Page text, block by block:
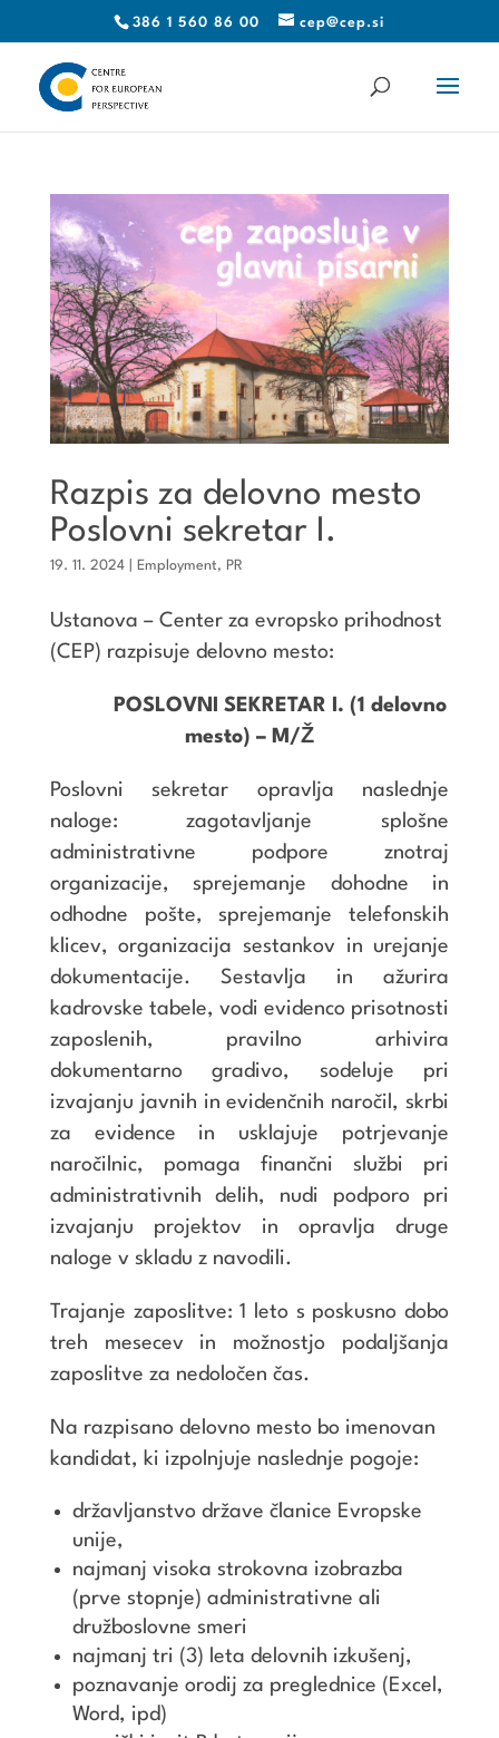
386 1 560 86 00 cep@cep.si
Razpis za delovno mesto
Poslovni sekretar I.
19. 11. 2024| Employment, PR
Ustanova – Center za evropsko prihodnost
(CEP) razpisuje delovno mesto:
POSLOVNI SEKRETAR I. (1 delovno
mesto) – M/Ž
Poslovni sekretar opravlja naslednje
naloge: zagotavljanje splošne
administrativne podpore znotraj
organizacije, sprejemanje dohodne in
odhodne pošte, sprejemanje telefonskih
klicev, organizacija sestankov in urejanje
dokumentacije. Sestavlja in ažurira
kadrovske tabele, vodi evidenco prisotnosti
zaposlenih, pravilno arhivira
dokumentarno gradivo, sodeluje pri
izvajanju javnih in evidenčnih naročil, skrbi
za evidence in usklajuje potrjevanje
naročilnic, pomaga finančni službi pri
administrativnih delih, nudi podporo pri
izvajanju projektov in opravlja druge
naloge v skladu z navodili.
Trajanje zaposlitve: 1 leto s poskusno dobo
treh mesecev in možnostjo podaljšanja
zaposlitve za nedoločen čas.
Na razpisano delovno mesto bo imenovan
kandidat, ki izpolnjuje naslednje pogoje:
državljanstvo države članice Evropske
unije,
najmanj visoka strokovna izobrazba
(prve stopnje) administrativne ali
družboslovne smeri
najmanj tri (3) leta delovnih izkušenj,
poznavanje orodij za preglednice (Excel,
Word, ipd)